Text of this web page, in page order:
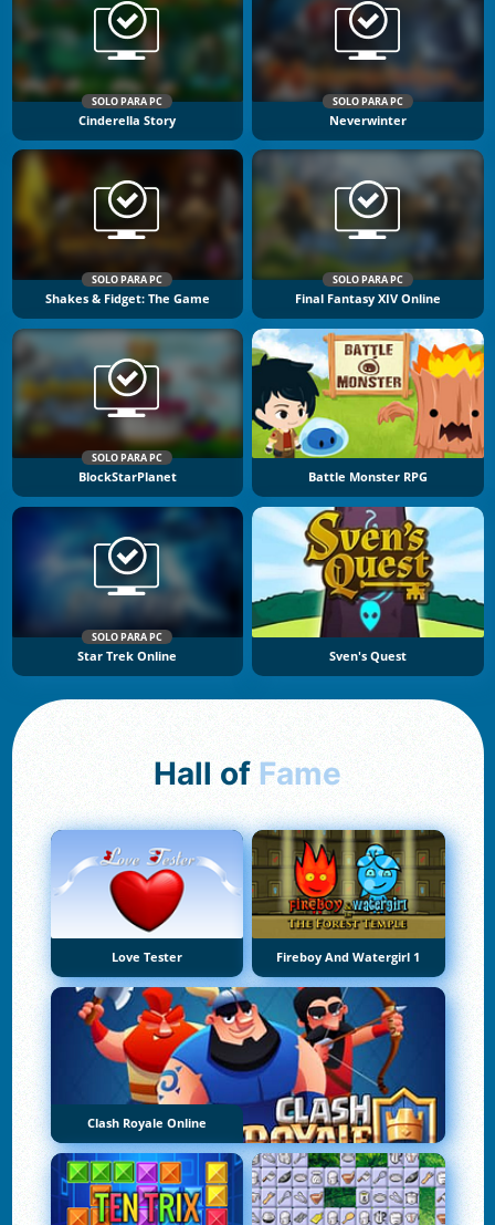
SOLO PARA PC
Cinderella Story
SOLO PARA PC
Neverwinter
SOLO PARA PC
Shakes & Fidget: The Game
SOLO PARA PC
Final Fantasy XIV Online
SOLO PARA PC
BlockStarPlanet Battle Monster RPG
SOLO PARA PC
Star Trek Online Sven's Quest
Hall of Fame
Love Tester Fireboy And Watergirl 1
Clash Royale Online